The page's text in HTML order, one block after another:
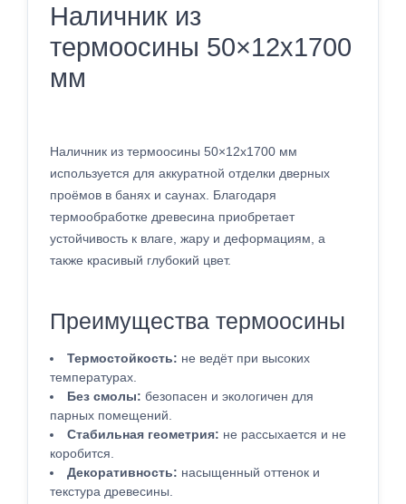
Наличник из
термоосины 50×12x1700
мм
Наличник из термоосины 50×12x1700 мм
используется для аккуратной отделки дверных
проёмов в банях и саунах. Благодаря
термообработке древесина приобретает
устойчивость к влаге, жару и деформациям, а
также красивый глубокий цвет.
Преимущества термоосины
Термостойкость: не ведёт при высоких
температурах.
Без смолы: безопасен и экологичен для
парных помещений.
Стабильная геометрия: не рассыхается и не
коробится.
Декоративность: насыщенный оттенок и
текстура древесины.